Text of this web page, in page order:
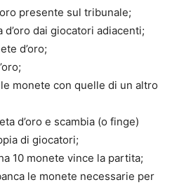
presente sul tribunale;
dai giocatori adiacenti;
d’oro;
monete con quelle di un altro
d’oro e scambia (o finge)
di giocatori;
10 monete vince la partita;
le monete necessarie per